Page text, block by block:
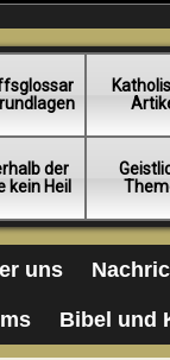
der
kein Heil
uns
Bibel und